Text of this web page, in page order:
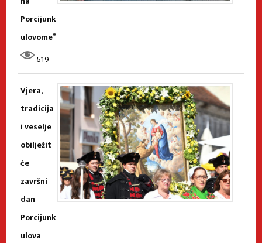
Porcijunk
ulovome”
519
Vjera,
tradicija
i veselje
obilježit
će
završni
dan
Porcijunk
ulova